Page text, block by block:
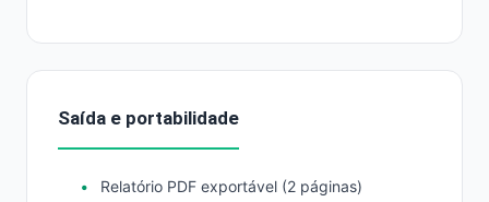
Saída e portabilidade
Relatório PDF exportável (2 páginas)